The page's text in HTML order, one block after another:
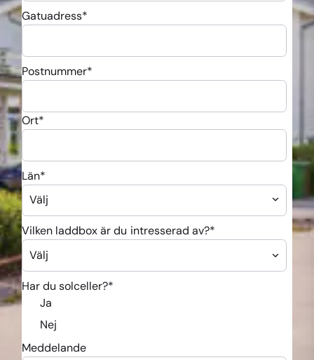
Gatuadress*
Postnummer*
Ort*
Län*
Vilken laddbox är du intresserad av?*
Har du solceller?*
Ja
Nej
Meddelande